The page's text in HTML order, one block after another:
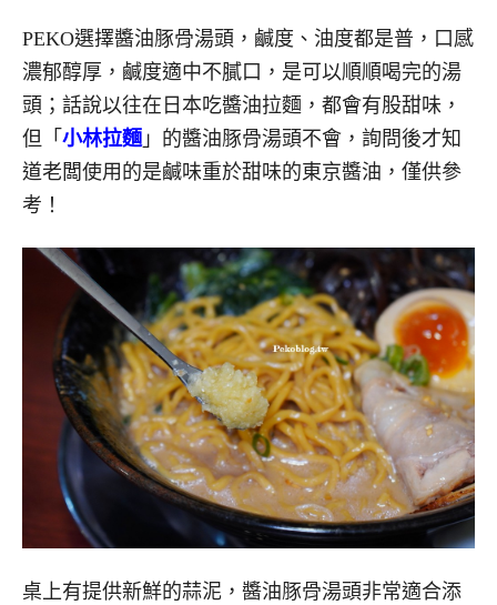
PEKO選擇醬油豚骨湯頭，鹹度、油度都是普，口感
濃郁醇厚，鹹度適中不膩口，是可以順順喝完的湯
頭；話說以往在日本吃醬油拉麵，都會有股甜味，
但「 小林拉麵 」的醬油豚骨湯頭不會，詢問後才知
道老闆使用的是鹹味重於甜味的東京醬油，僅供參
考！
桌上有提供新鮮的蒜泥，醬油豚骨湯頭非常適合添